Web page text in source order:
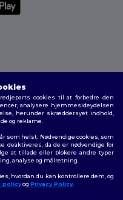
Fortrolighedspolitik
cookies til at forbedre den
analysere hjemmesideydelsen
herunder skræddersyet indhold,
og reklame.
som helst. Nødvendige cookies, som
deaktiveres, da de er nødvendige for
at tillade eller blokere andre typer
analyse og målretning.
hvordan du kan kontrollere dem, og
policyog Privacy Policy.